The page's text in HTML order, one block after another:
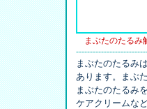
まぶたのたる
まぶたのたるみ
あります。まぶ
まぶたのたるみ
ケアクリームな